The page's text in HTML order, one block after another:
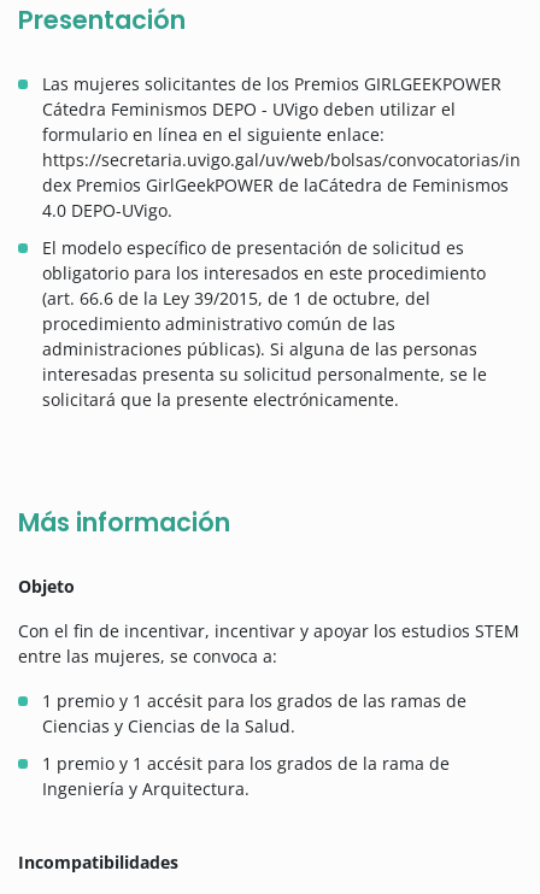
Presentación
Las mujeres solicitantes de los Premios GIRLGEEKPOWER
Cátedra Feminismos DEPO - UVigo deben utilizar el
formulario en línea en el siguiente enlace:
https://secretaria.uvigo.gal/uv/web/bolsas/convocatorias/in
dex Premios GirlGeekPOWER de laCátedra de Feminismos
4.0 DEPO-UVigo.
El modelo específico de presentación de solicitud es
obligatorio para los interesados en este procedimiento
(art. 66.6 de la Ley 39/2015, de 1 de octubre, del
procedimiento administrativo común de las
administraciones públicas). Si alguna de las personas
interesadas presenta su solicitud personalmente, se le
solicitará que la presente electrónicamente.
Más información
Objeto
Con el fin de incentivar, incentivar y apoyar los estudios STEM
entre las mujeres, se convoca a:
1 premio y 1 accésit para los grados de las ramas de
Ciencias y Ciencias de la Salud.
1 premio y 1 accésit para los grados de la rama de
Ingeniería y Arquitectura.
Incompatibilidades